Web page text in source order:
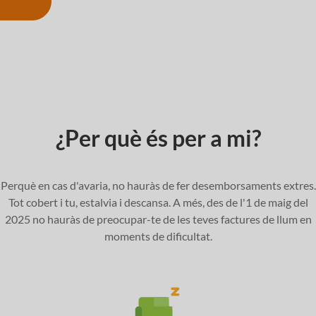
¿Per què és per a mi?
Perquè en cas d'avaria, no hauràs de fer desemborsaments extres.
Tot cobert i tu, estalvia i descansa. A més, des de l'1 de maig del
2025 no hauràs de preocupar-te de les teves factures de llum en
moments de dificultat.